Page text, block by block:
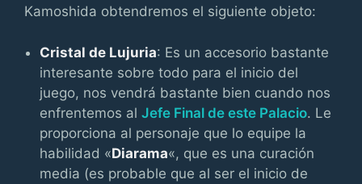
Kamoshida obtendremos el siguiente objeto:
Cristal de Lujuria: Es un accesorio bastante
interesante sobre todo para el inicio del
juego, nos vendrá bastante bien cuando nos
enfrentemos alJefe Final de este Palacio. Le
proporciona al personaje que lo equipe la
habilidad «Diarama«, que es una curación
media (es probable que al ser el inicio de